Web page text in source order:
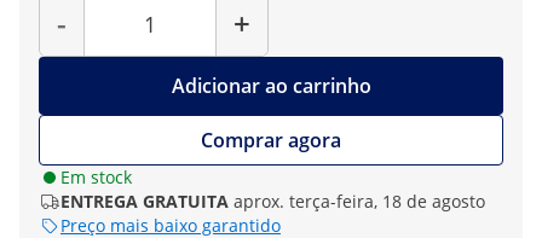
- +
Adicionar ao carrinho
Comprar agora
Em stock
ENTREGA GRATUITA aprox. terça-feira, 18 de agosto
Preço mais baixo garantido